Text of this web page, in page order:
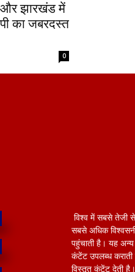
और झारखंड में
का जबरदस्त
0
विश्व में सबसे तेजी से
सबसे अधिक
पहुंचाती है। यह अन्य
कंटेंट उपलब्ध कराती
विस्तृत कंटेंट देती है।